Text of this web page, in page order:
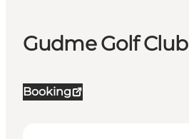
Gudme Golf Club
Booking